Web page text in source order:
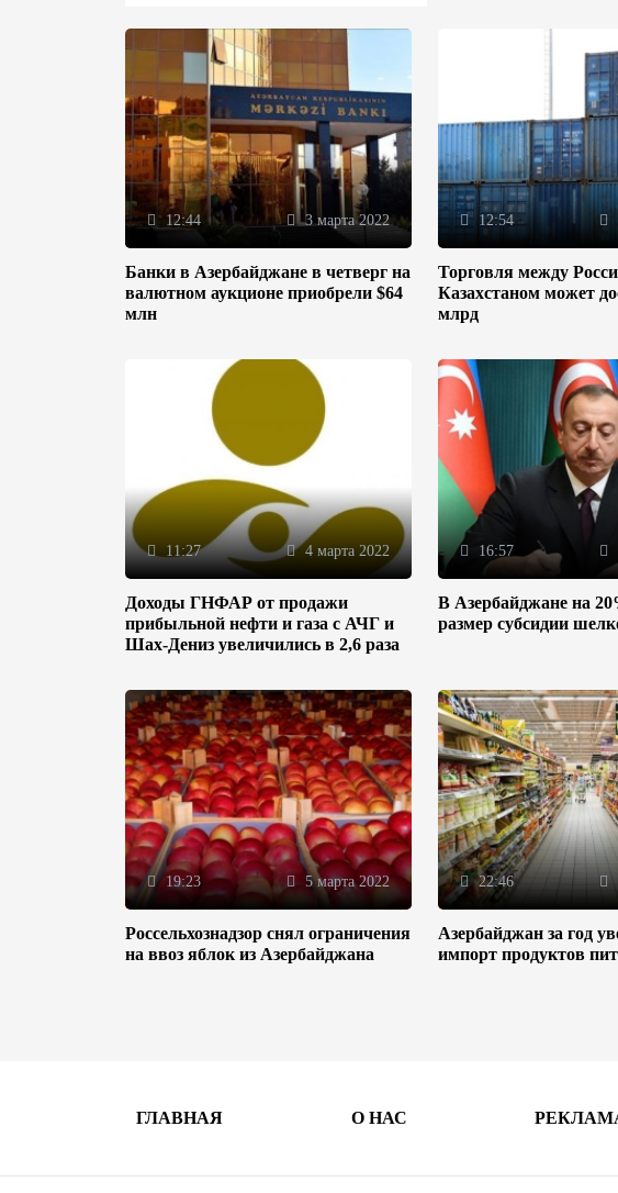
12:44 3 марта 2022
Банки в Азербайджане в четверг на
валютном аукционе приобрели $64
млн
12:54
Торговля между
Казахстаном может
млрд
11:27 4 марта 2022
Доходы ГНФАР от продажи
прибыльной нефти и газа с АЧГ и
Шах-Дениз увеличились в 2,6 раза
16:57
В Азербайджане на
размер субсидии
19:23 5 марта 2022
Россельхознадзор снял ограничения
на ввоз яблок из Азербайджана
22:46
Азербайджан за год
импорт продуктов
ГЛАВНАЯ О НАС